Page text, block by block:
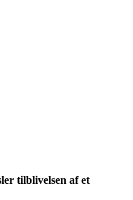
tilblivelsen af et